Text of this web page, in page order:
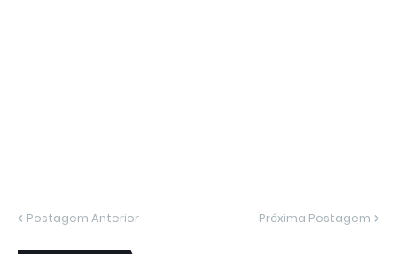
Postagem Anterior Próxima Postagem